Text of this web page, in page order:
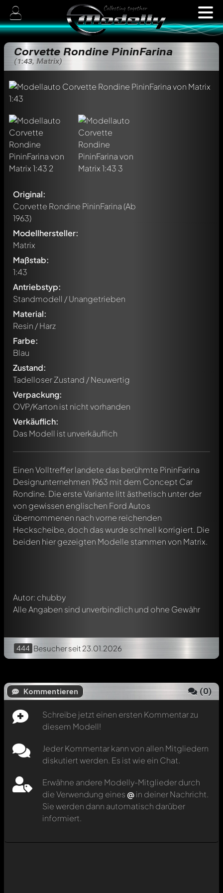
Corvette Rondine PininFarina
(1:43, Matrix)
Original:
Corvette Rondine PininFarina(Ab
1963)
Modellhersteller:
Matrix
Maßstab:
1:43
Antriebstyp:
Standmodell / Unangetrieben
Material:
Resin / Harz
Farbe:
Blau
Zustand:
Tadelloser Zustand / Neuwertig
Verpackung:
OVP/Karton ist nicht vorhanden
Verkäuflich:
Das Modell ist unverkäuflich
Einen Volltreffer landete das berühmte PininFarina
Designunternehmen 1963 mit dem Concept Car
Rondine. Die erste Variante litt ästhetisch unter der
von gewissen englischen Ford Autos
übernommenen nach vorne reichenden
Heckscheibe, doch das wurde schnell korrigiert. Die
beiden hier gezeigten Modelle stammen von Matrix.
Autor: chubby
Alle Angaben sind unverbindlich und ohne Gewähr
444 Besucherseit 23.01.2026
Kommentieren (0)
Schreibe jetzt einen ersten Kommentar zu
diesem Modell!
Jeder Kommentar kann von allen Mitgliedern
diskutiert werden. Es ist wie ein Chat.
Erwähne andere Modelly-Mitglieder durch
die Verwendung eines @in deiner Nachricht.
Sie werden dann automatisch darüber
informiert.
Schreibe jetzt einen ersten Kommentar zu diesem Modell!
Jeder Kommentar kann von allen Mitgliedern diskutiert
werden. Es ist wie ein Chat.
Erwähne andere Modelly-Mitglieder durch die